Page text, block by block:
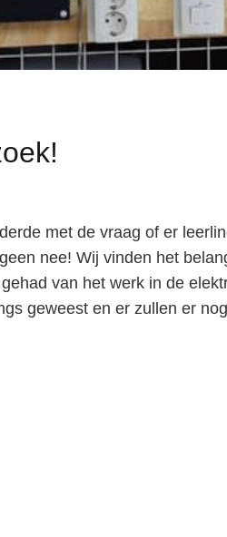
met de vraag of er
nee! Wij vinden het
van het werk in de
geweest en er zullen er